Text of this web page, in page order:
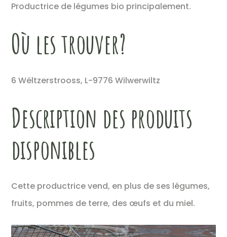
Productrice de légumes bio principalement.
Où les trouver?
6 Wëltzerstrooss, L-9776 Wilwerwiltz
Description des produits
disponibles
Cette productrice vend, en plus de ses légumes,
fruits, pommes de terre, des œufs et du miel.